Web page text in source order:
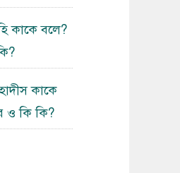
কাকে বলে?
কাকে
ও কি কি?